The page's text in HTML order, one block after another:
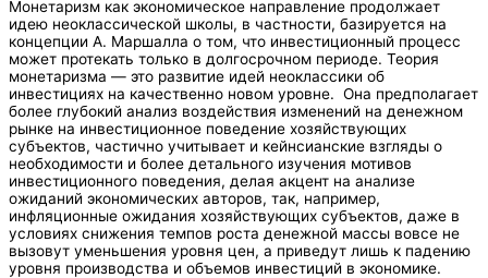
Монетаризм как экономическое направление продолжает
идею неоклассической школы, в частности, базируется на
концепции А. Маршалла о том, что инвестиционный процесс
может протекать только в долгосрочном периоде. Теория
монетаризма — это развитие идей неоклассики об
инвестициях на качественно новом уровне. Она предполагает
более глубокий анализ воздействия изменений на денежном
рынке на инвестиционное поведение хозяйствующих
субъектов, частично учитывает и кейнсианские взгляды о
необходимости и более детального изучения мотивов
инвестиционного поведения, делая акцент на анализе
ожиданий экономических авторов, так, например,
инфляционные ожидания хозяйствующих субъектов, даже в
условиях снижения темпов роста денежной массы вовсе не
вызовут уменьшения уровня цен, а приведут лишь к падению
уровня производства и объемов инвестиций в экономике.